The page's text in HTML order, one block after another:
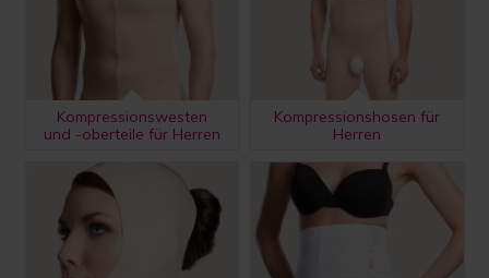
Kompressionswesten
und -oberteile für Herren
Kompressionshosen für
Herren